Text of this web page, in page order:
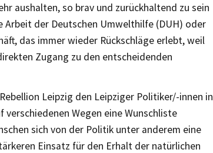
aushalten, so brav und zurückhaltend zu sein
Arbeit der Deutschen Umwelthilfe (DUH) oder
das immer wieder Rückschläge erlebt, weil
Zugang zu den entscheidenden
Leipzig den Leipziger Politiker/-innen in
Wegen eine Wunschliste
sich von der Politik unter anderem eine
Einsatz für den Erhalt der natürlichen